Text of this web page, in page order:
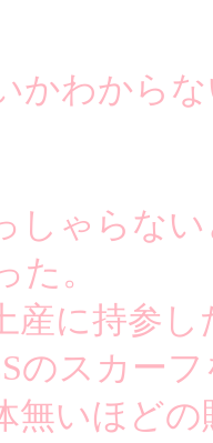
わからな
ゃらない
た。
に持参し
のスカー
いほどの